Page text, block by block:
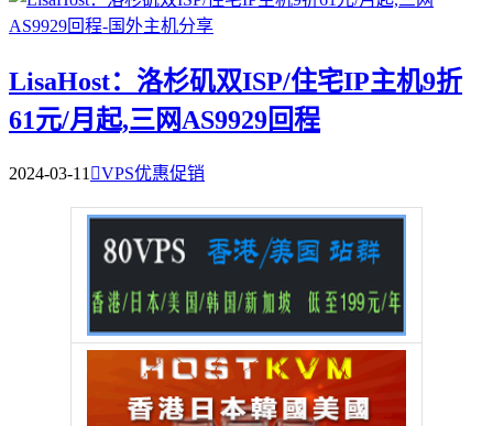
LisaHost：洛杉矶双ISP/住宅IP主机9折
61元/月起,三网AS9929回程
2024-03-11 VPS优惠促销